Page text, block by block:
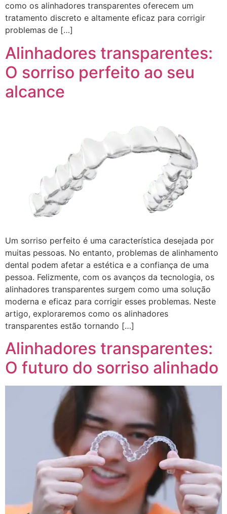
como os alinhadores transparentes oferecem um
tratamento discreto e altamente eficaz para corrigir
problemas de […]
Alinhadores transparentes:
O sorriso perfeito ao seu
alcance
Um sorriso perfeito é uma característica desejada por
muitas pessoas. No entanto, problemas de alinhamento
dental podem afetar a estética e a confiança de uma
pessoa. Felizmente, com os avanços da tecnologia, os
alinhadores transparentes surgem como uma solução
moderna e eficaz para corrigir esses problemas. Neste
artigo, exploraremos como os alinhadores
transparentes estão tornando […]
Alinhadores transparentes:
O futuro do sorriso alinhado